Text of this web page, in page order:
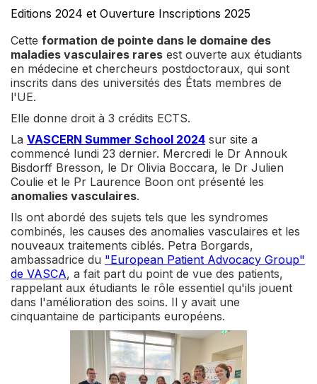
Editions 2024 et Ouverture Inscriptions 2025
Cette formation de pointe dans le domaine des
maladies vasculaires rares est ouverte aux étudiants
en médecine et chercheurs postdoctoraux, qui sont
inscrits dans des universités des États membres de
l'UE.
Elle donne droit à 3 crédits ECTS.
La VASCERN Summer School 2024 sur site a
commencé lundi 23 dernier. Mercredi le Dr Annouk
Bisdorff Bresson, le Dr Olivia Boccara, le Dr Julien
Coulie et le Pr Laurence Boon ont présenté les
anomalies vasculaires.
Ils ont abordé des sujets tels que les syndromes
combinés, les causes des anomalies vasculaires et les
nouveaux traitements ciblés. Petra Borgards,
ambassadrice du "European Patient Advocacy Group"
de VASCA, a fait part du point de vue des patients,
rappelant aux étudiants le rôle essentiel qu'ils jouent
dans l'amélioration des soins. Il y avait une
cinquantaine de participants européens.